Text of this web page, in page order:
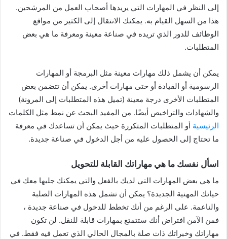
إلى النظر في المهارات التي يريدها أصحاب العمل من المرشحين.
هذا من السهل القيام به. يمكنك الانتقال إلى الكثير من مواقع
الوظائف للدور الذي تريده في صناعة معينة ومعرفة ما هي بعض
المتطلبات.
يمكن أن يشمل ذلك مهارات معينة مثل البرمجة أو المهارات
الرسومية أو القيادة أو حتى مهارات أخرى. يمكن أن تتضمن بعض
المتطلبات الأخرى درجة معينة (تميل هذه المتطلبات إلى المرونة)
والشهادات والتراخيص أيضًا. من المفيد البحث عن نمط مثل الكلمات
الرئيسية أو المتطلبات المتكررة حيث يمكن أن تساعدك في معرفة
ما تحتاج إلى الحصول عليه من أجل الدخول في صناعة جديدة.
اسأل نفسك ما هي مهاراتك القابلة للتحويل
ما هي بعض المهارات التي لديك بالفعل والتي يمكنك جلبها معك في
حياتك المهنية الجديدة؟ يمكن أن تشمل هذه المهارات الصلبة
والناعمة. على الرغم من أنك تخطط للدخول في صناعة جديدة ،
فمن الآمن افتراض أنك ستتمتع بمهارات قابلة للنقل. لن تكون
مهاراتك وخبراتك ذات صلة بالمجال الحالي الذي تعمل فيه فقط. في